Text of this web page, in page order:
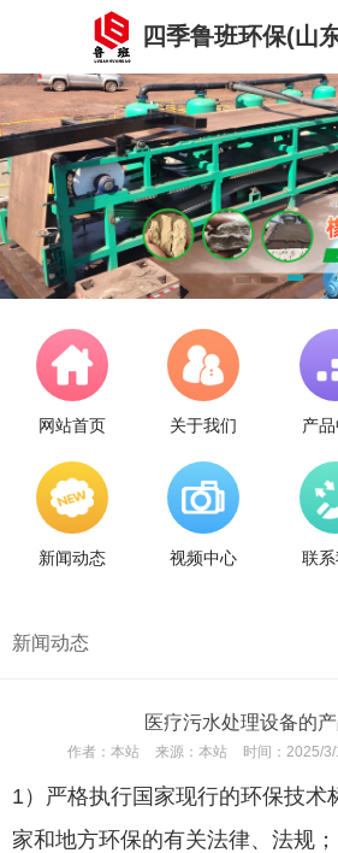
四季鲁班环保(山
网站首页 关于我们 产
新闻动态 视频中心 联
新闻动态
医疗污水处理设备的
作者： 本站 来源： 本站 时间： 2025/
1）严格执行国家现行的环保技术
家和地方环保的有关法律、法规；